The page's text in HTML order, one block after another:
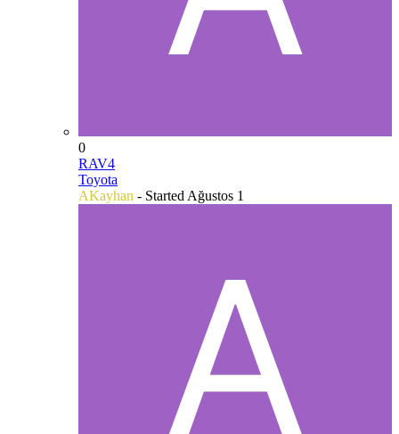
0
RAV4
Toyota
AKayhan - StartedAğustos 1